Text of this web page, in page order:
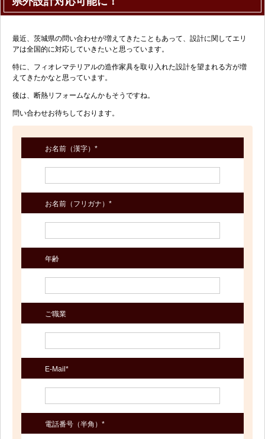
最近、茨城県の問い合わせが増えてきたこともあって、設計に関してエリ
アは全国的に対応していきたいと思っています。
特に、フィオレマテリアルの造作家具を取り入れた設計を望まれる方が増
えてきたかなと思っています。
後は、断熱リフォームなんかもそうですね。
問い合わせお待ちしております。
お名前（漢字）*
お名前（フリガナ）*
年齢
ご職業
E-Mail*
電話番号（半角）*